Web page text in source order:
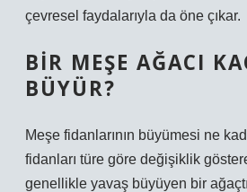
çevresel faydalarıyla da öne çıkar.
BIR MEŞE AĞACI
BÜYÜR?
Meşe fidanlarının büyümesi ne
fidanları türe göre değişiklik
genellikle yavaş büyüyen bir